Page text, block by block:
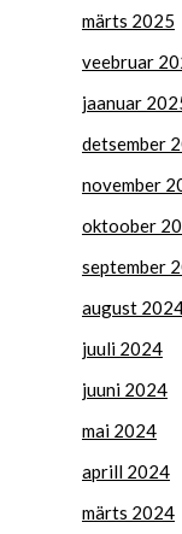
märts 2025
veebruar
jaanuar
detsember
november
oktoober
september
august
juuli 2024
juuni 2024
mai 2024
aprill 2024
märts 2024